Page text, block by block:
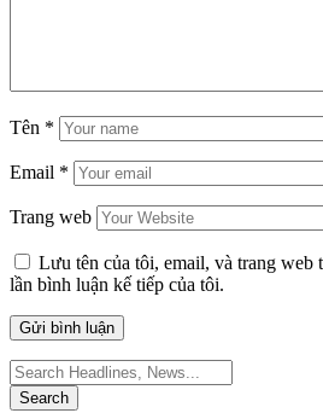
Tên *
Email *
Trang web
Lưu tên của tôi, email, và trang web
lần bình luận kế tiếp của tôi.
Search
for: